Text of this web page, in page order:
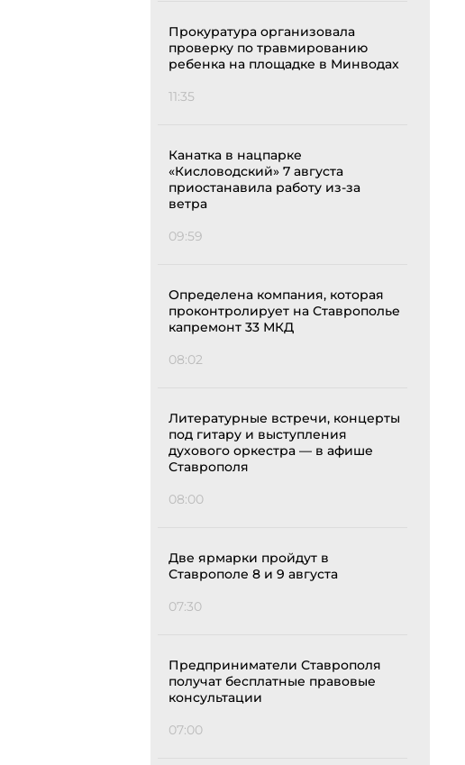
Прокуратура организовала
проверку по травмированию
ребенка на площадке в Минводах
11:35
Канатка в нацпарке
«Кисловодский» 7 августа
приостанавила работу из-за
ветра
09:59
Определена компания, которая
проконтролирует на Ставрополье
капремонт 33 МКД
08:02
Литературные встречи, концерты
под гитару и выступления
духового оркестра — в афише
Ставрополя
08:00
Две ярмарки пройдут в
Ставрополе 8 и 9 августа
07:30
Предприниматели Ставрополя
получат бесплатные правовые
консультации
07:00